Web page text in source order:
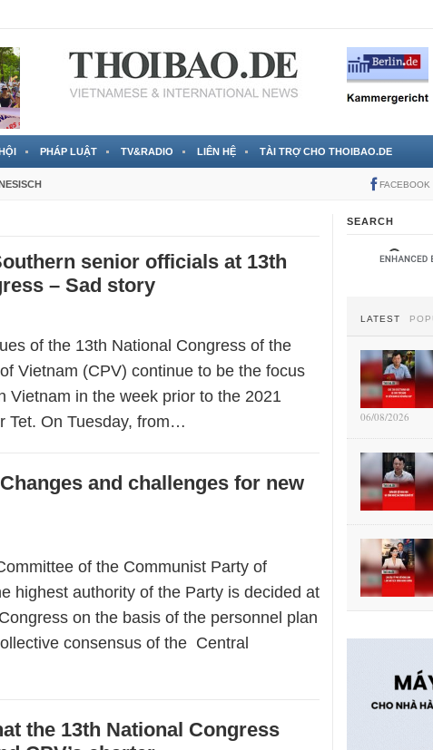
PHÁP LUẬT TV&RADIO LIÊN HỆ TÀI TRỢ CHO THOIBAO.DE
FACEBOOK
senior officials at 13th
– Sad story
of the 13th National Congress of the
Vietnam (CPV) continue to be the focus
Vietnam in the week prior to the 2021
Tet. On Tuesday, from…
and challenges for new
of the Communist Party of
highest authority of the Party is decided at
on the basis of the personnel plan
consensus of the Central
the 13th National Congress
SEARCH
LATEST
06/08/2026